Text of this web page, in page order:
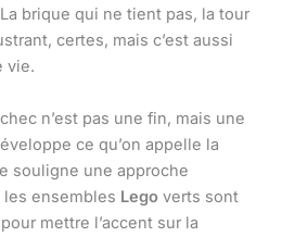
brique qui ne tient pas, la tour
certes, mais c’est aussi
vie.
n’est pas une fin, mais une
ce qu’on appelle la
souligne une approche
ensembles Lego verts sont
mettre l’accent sur la